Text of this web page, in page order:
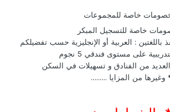
خاصة للمجموعات
خاصة للتسجيل المبكر
باللغتين : العربية أو الإنجليزية حسب تفضيلكم
على مستوى فندقي 5 نجوم
من الفنادق و تسهيلات في السكن
وغيرها من المزايا .........